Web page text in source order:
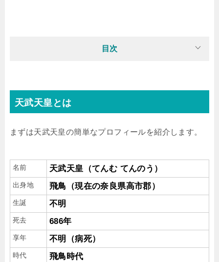
目次
天武天皇とは
まずは天武天皇の簡単なプロフィールを紹介します。
名前 天武天皇（てんむ てんのう）
出身地 飛鳥（現在の奈良県高市郡）
生誕 不明
死去 686年
享年 不明（病死）
時代 飛鳥時代